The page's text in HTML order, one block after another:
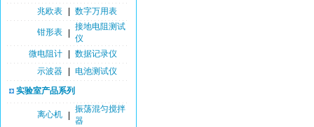
兆欧表 数字万用表
钳形表
接地电阻测试
仪
微电阻计
数据记录仪
示波器
电池测试仪
实验室产品系列
离心机
振荡混匀搅拌
器